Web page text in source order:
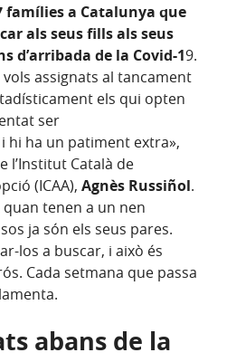
famílies a Catalunya que
als seus fills als seus
d’arribada de la Covid-19.
assignats al tancament
els qui opten
ser
hi ha un patiment extra»,
l’Institut Català de
(ICAA), Agnès Russiñol.
tenen a un nen
ja són els seus pares.
los a buscar, i això és
Cada setmana que passa
abans de la